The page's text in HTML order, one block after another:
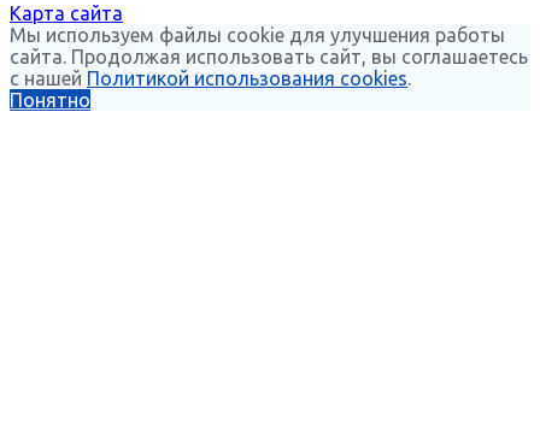
Карта сайта
Мы используем файлы cookie для улучшения работы
сайта. Продолжая использовать сайт, вы соглашаетесь
с нашей Политикой использования cookies.
Понятно